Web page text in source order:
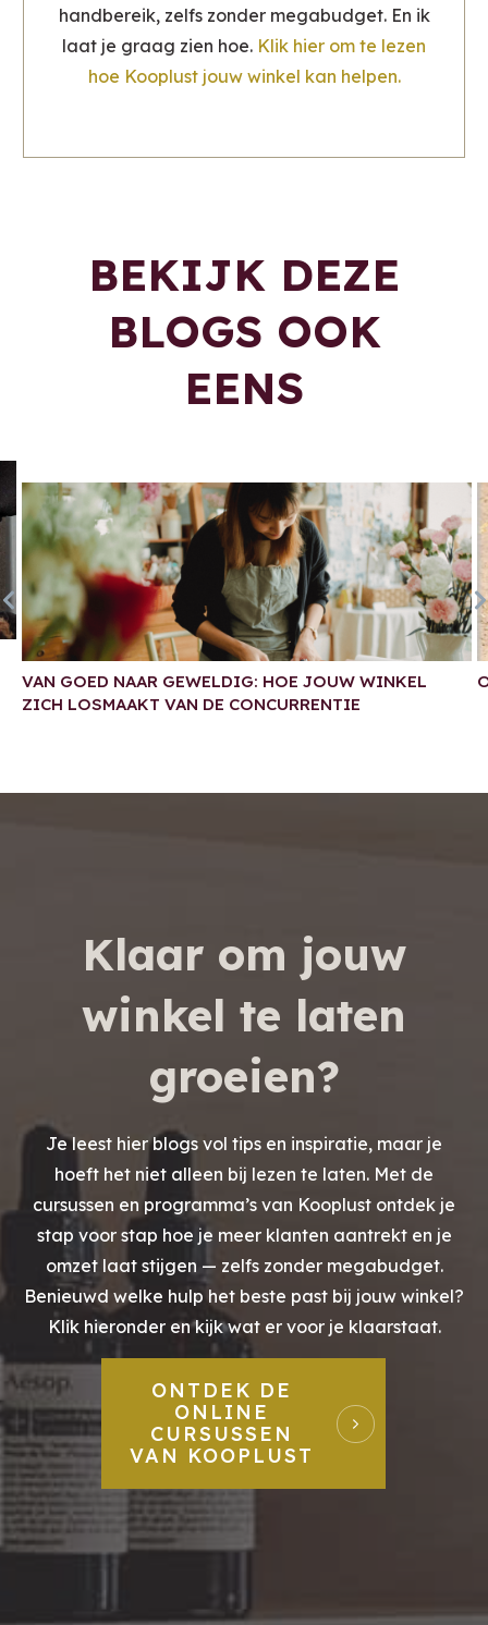
handbereik, zelfs zonder megabudget. En ik
laat je graag zien hoe. Klik hier om te lezen
hoe Kooplust jouw winkel kan helpen.
BEKIJK DEZE
BLOGS OOK
EENS
VAN GOED NAAR GEWELDIG: HOE JOUW WINKEL
ZICH LOSMAAKT VAN DE CONCURRENTIE
Klaar om jouw
winkel te laten
groeien?
Je leest hier blogs vol tips en inspiratie, maar je
hoeft het niet alleen bij lezen te laten. Met de
cursussen en programma’s van Kooplust ontdek je
stap voor stap hoe je meer klanten aantrekt en je
omzet laat stijgen — zelfs zonder megabudget.
Benieuwd welke hulp het beste past bij jouw winkel?
Klik hieronder en kijk wat er voor je klaarstaat.
ONTDEK DE
ONLINE
CURSUSSEN
VAN KOOPLUST